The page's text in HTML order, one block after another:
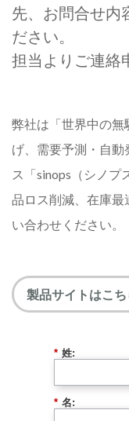
先、お問合せ内
ださい。
担当よりご連絡
弊社は「世界中の
げ、需要予測・自
ス「sinops（シノプ
品ロス削減、在庫
い合わせください。
製品サイトはこち
* 姓:
* 名: